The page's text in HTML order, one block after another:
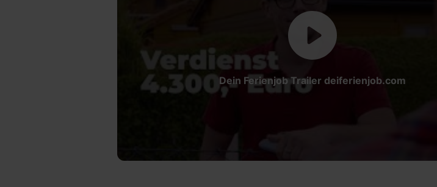
Dein Ferienjob Trailer deiferienjob.com